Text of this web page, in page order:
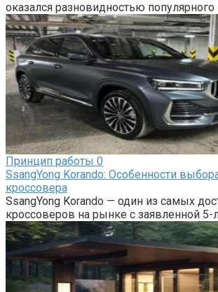
оказался разновидностью популярного
Принцип работы 0
SsangYong Korando: Особенности
кроссовера
SsangYong Korando — один из самых
кроссоверов на рынке с заявленной 5-